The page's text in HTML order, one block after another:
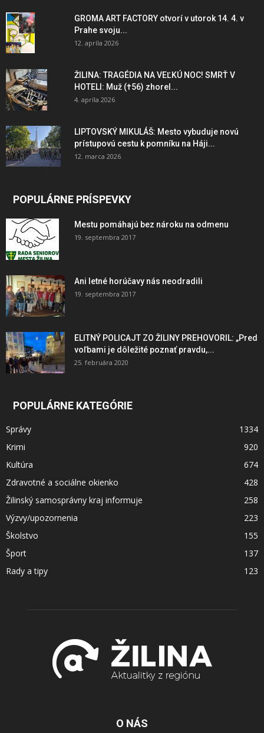
GROMA ART FACTORY otvorí v utorok 14. 4. v
Prahe svoju...
12. apríla 2026
ŽILINA: TRAGÉDIA NA VEĽKÚ NOC! SMRŤ V
HOTELI: Muž (†56) zhorel...
4. apríla 2026
LIPTOVSKÝ MIKULÁŠ: Mesto vybuduje novú
prístupovú cestu k pomníku na Háji...
12. marca 2026
POPULÁRNE PRÍSPEVKY
Mestu pomáhajú bez nároku na odmenu
19. septembra 2017
Ani letné horúčavy nás neodradili
19. septembra 2017
ELITNÝ POLICAJT ZO ŽILINY PREHOVORIL: „Pred
voľbami je dôležité poznať pravdu,...
25. februára 2020
POPULÁRNE KATEGÓRIE
Správy
1334
Krimi
920
Kultúra
674
Zdravotné a sociálne okienko
428
Žilinský samosprávny kraj informuje
258
Výzvy/upozornenia
223
Školstvo
155
Šport
137
Rady a tipy
123
O NÁS